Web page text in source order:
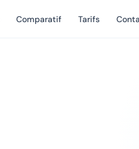
Comparatif Tarifs